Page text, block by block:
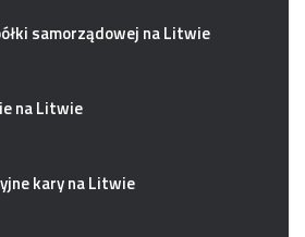
samorządowej na Litwie
na Litwie
kary na Litwie